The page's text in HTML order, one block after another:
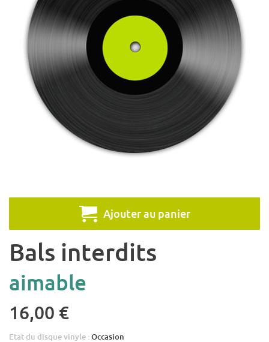
Ajouter au panier
Bals interdits
aimable
16,00 €
Etat du disque vinyle :Occasion